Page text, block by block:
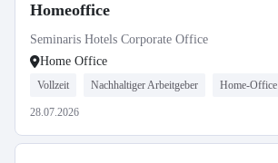
Homeoffice
Seminaris Hotels Corporate Office
Home Office
Vollzeit Nachhaltiger Arbeitgeber Home-Office
28.07.2026